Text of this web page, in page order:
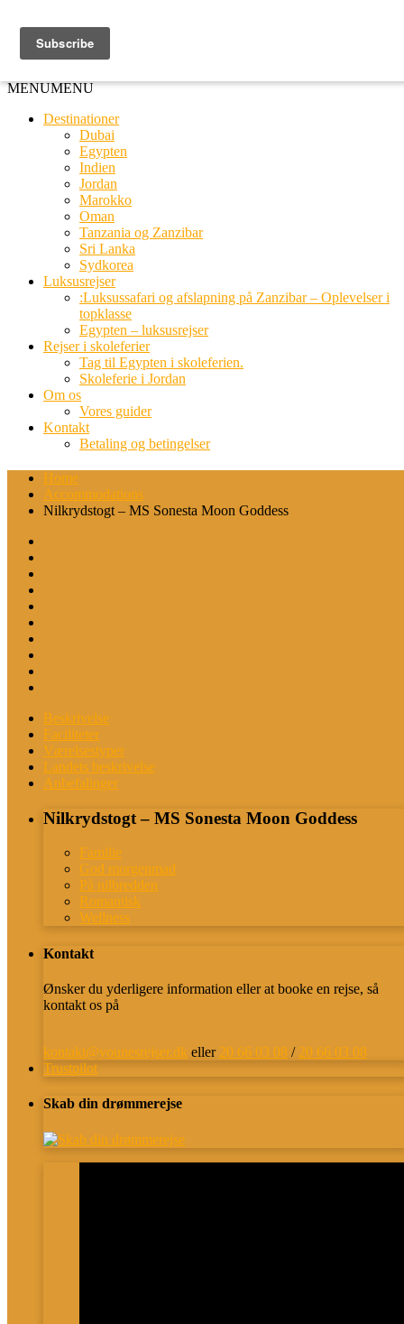
MENUMENU
Destinationer
Dubai
Egypten
Indien
Jordan
Marokko
Oman
Tanzania og Zanzibar
Sri Lanka
Sydkorea
Luksusrejser
:Luksussafari og afslapning på Zanzibar – Oplevelser i
topklasse
Egypten – luksusrejser
Rejser i skoleferier
Tag til Egypten i skoleferien.
Skoleferie i Jordan
Om os
Vores guider
Kontakt
Betaling og betingelser
Home
Accommodations
Nilkrydstogt – MS Sonesta Moon Goddess
Beskrivelse
Faciliteter
Værelsestyper
Landets beskrivelse
Anbefalinger
Nilkrydstogt – MS Sonesta Moon Goddess
Familie
God morgenmad
På nilbredden
Romantisk
Wellness
Kontakt
Ønsker du yderligere information eller at booke en rejse, så
kontakt os på
kontakt@younesrejser.dk eller 20 66 03 08 / 20 66 03 08
Trustpilot
Skab din drømmerejse